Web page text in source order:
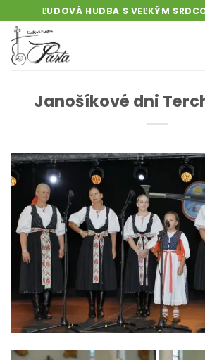
to
content
ĽUDOVÁ HUDBA S VEĽKÝM
Janošíkové dni